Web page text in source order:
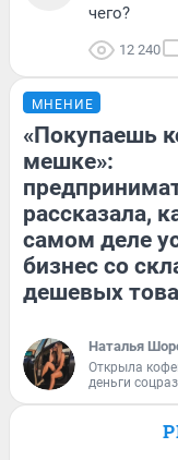
чего?
12 240
МНЕНИЕ
«Покупаешь
мешке»:
рассказала,
самом деле
бизнес со
дешевых
Наталья
Открыла
деньги